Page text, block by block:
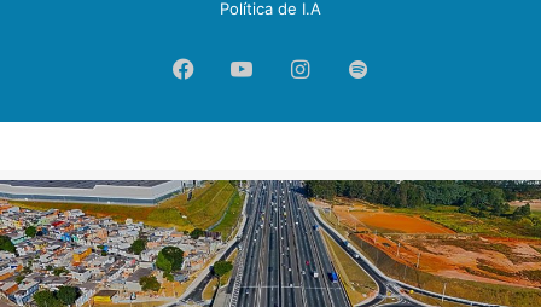
Política de I.A
FacebookYouTubeInstagram
Spotify